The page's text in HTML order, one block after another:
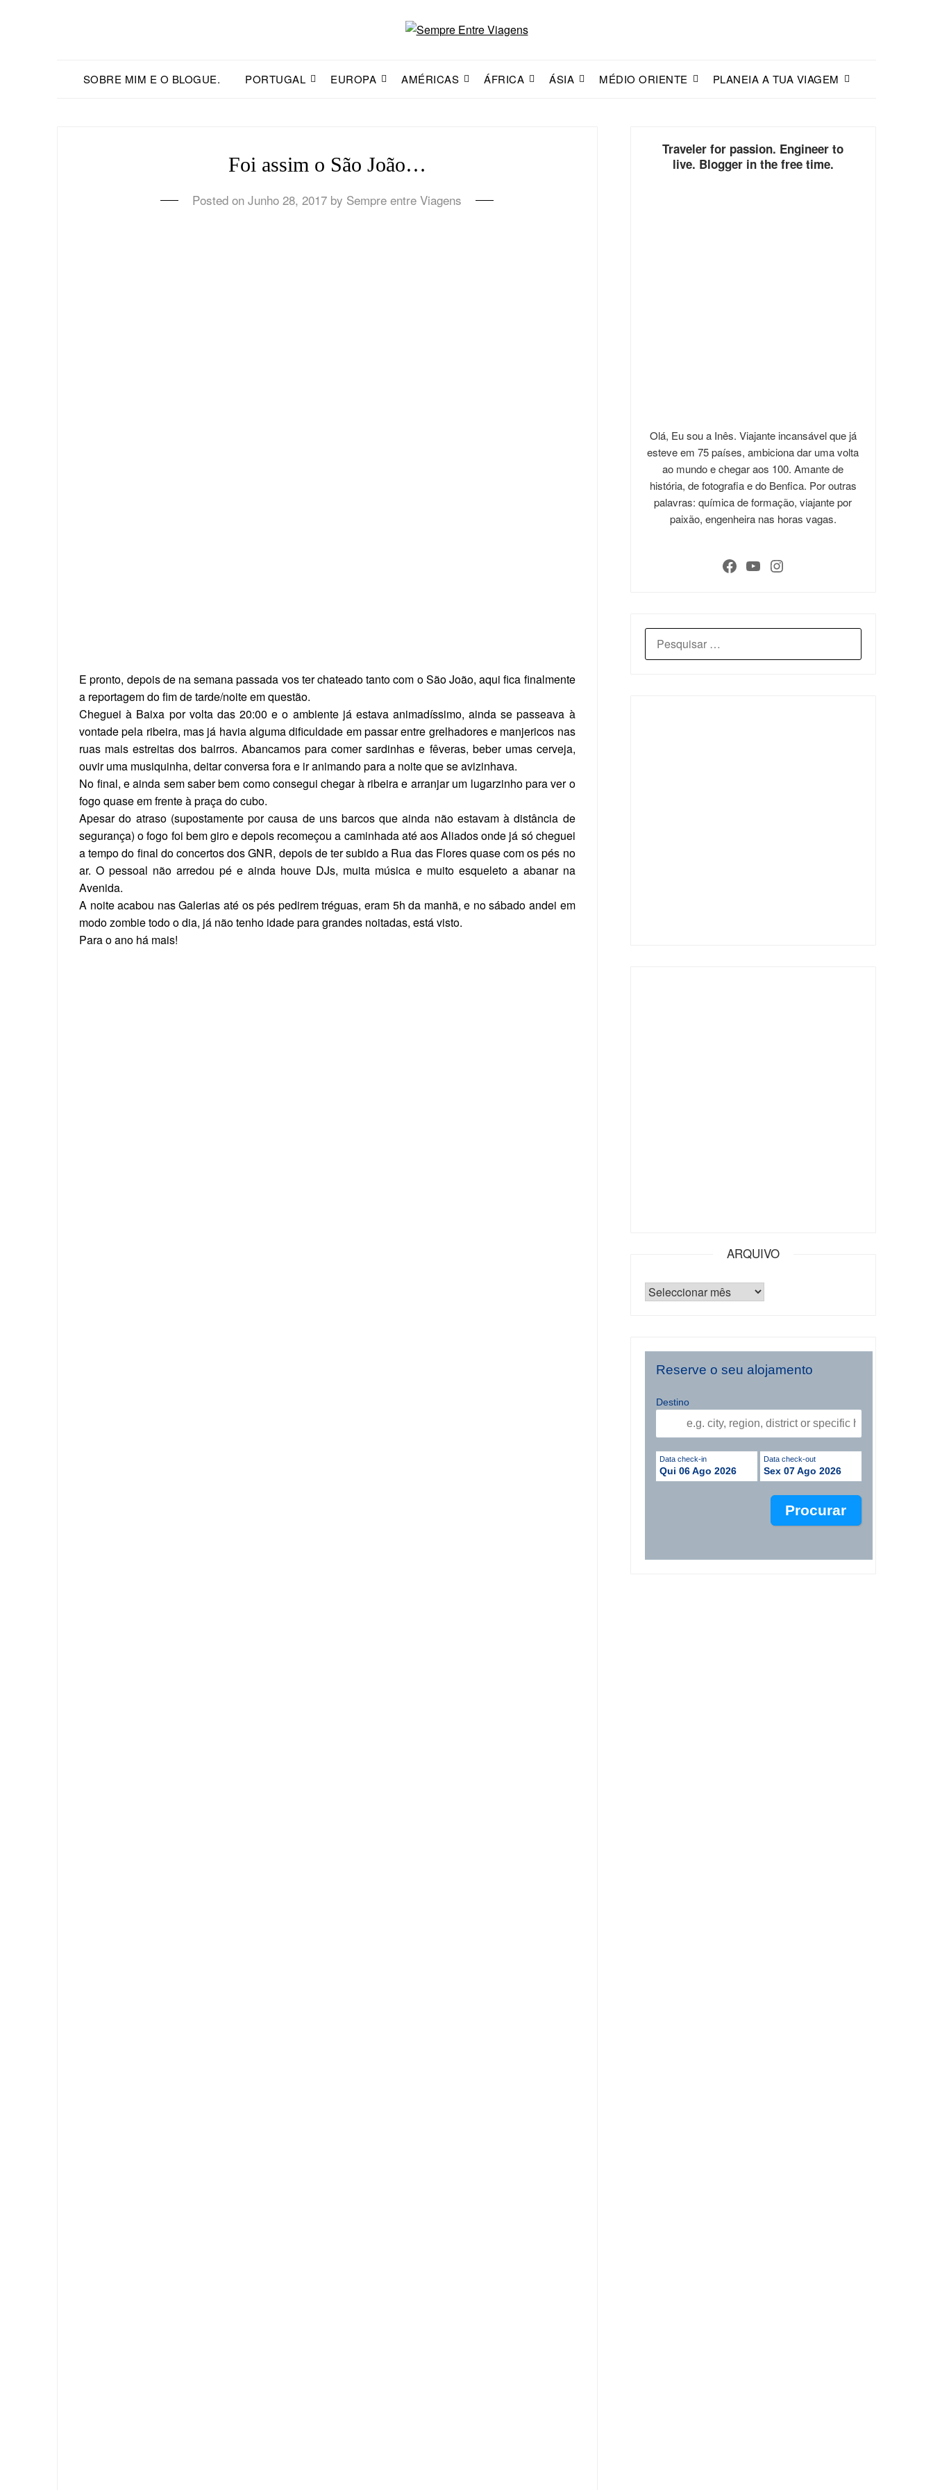
SOBRE MIM E O BLOGUE. PORTUGAL EUROPA AMÉRICAS ÁFRICA ÁSIA MÉDIO ORIENTE PLANEIA A TUA VIAGEM
Foi assim o São João…
Posted onJunho 28, 2017 by Sempre entre Viagens
E pronto, depois de na semana passada vos ter chateado tanto com o São João, aqui fica finalmente
a reportagem do fim de tarde/noite em questão.
Cheguei à Baixa por volta das 20:00 e o ambiente já estava animadíssimo, ainda se passeava à
vontade pela ribeira, mas já havia alguma dificuldade em passar entre grelhadores e manjericos nas
ruas mais estreitas dos bairros. Abancamos para comer sardinhas e fêveras, beber umas cerveja,
ouvir uma musiquinha, deitar conversa fora e ir animando para a noite que se avizinhava.
No final, e ainda sem saber bem como consegui chegar à ribeira e arranjar um lugarzinho para ver o
fogo quase em frente à praça do cubo.
Apesar do atraso (supostamente por causa de uns barcos que ainda não estavam à distância de
segurança) o fogo foi bem giro e depois recomeçou a caminhada até aos Aliados onde já só cheguei
a tempo do final do concertos dos GNR, depois de ter subido a Rua das Flores quase com os pés no
ar. O pessoal não arredou pé e ainda houve DJs, muita música e muito esqueleto a abanar na
Avenida.
A noite acabou nas Galerias até os pés pedirem tréguas, eram 5h da manhã, e no sábado andei em
modo zombie todo o dia, já não tenho idade para grandes noitadas, está visto.
Para o ano há mais!
Traveler for passion. Engineer to
live. Blogger in the free time.
Olá, Eu sou a Inês. Viajante incansável que já
esteve em 75 países, ambiciona dar uma volta
ao mundo e chegar aos 100. Amante de
história, de fotografia e do Benfica. Por outras
palavras: química de formação, viajante por
paixão, engenheira nas horas vagas.
ARQUIVO
Reserve o seu alojamento
Destino
Data check-in
Qui 06 Ago 2026
Data check-out
Sex 07 Ago 2026